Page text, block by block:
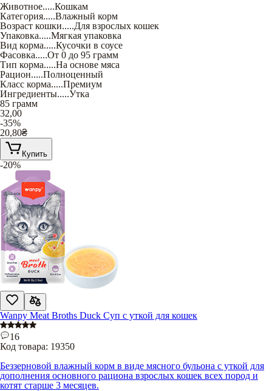
Животное.....Кошкам
Категория.....Влажный корм
Возраст кошки.....Для взрослых кошек
Упаковка.....Мягкая упаковка
Вид корма.....Кусочки в соусе
Фасовка.....От 0 до 95 грамм
Тип корма.....На основе мяса
Рацион.....Полноценный
Класс корма.....Премиум
Ингредиенты.....Утка
85 грамм
32,00
-35%
20,80₴
Купить
-20%
Wanpy Meat Broths Duck Суп с уткой для кошек
16
Код товара: 19350
Беззерновой влажный корм в виде мясного бульона с уткой для
дополнения основного рациона взрослых кошек всех пород и
котят старше 3 месяцев.